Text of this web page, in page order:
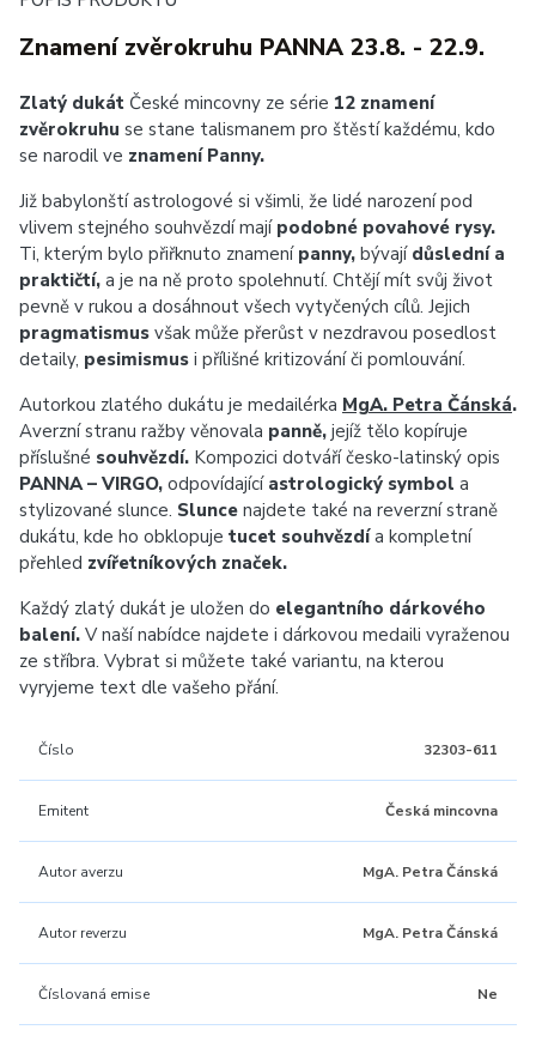
Znamení zvěrokruhu PANNA 23.8. - 22.9.
Zlatý dukát České mincovny ze série 12 znamení
zvěrokruhu se stane talismanem pro štěstí každému, kdo
se narodil ve znamení Panny.
Již babylonští astrologové si všimli, že lidé narození pod
vlivem stejného souhvězdí mají podobné povahové rysy.
Ti, kterým bylo přiřknuto znamení panny, bývají důslední a
praktičtí, a je na ně proto spolehnutí. Chtějí mít svůj život
pevně v rukou a dosáhnout všech vytyčených cílů. Jejich
pragmatismus však může přerůst v nezdravou posedlost
detaily, pesimismus i přílišné kritizování či pomlouvání.
Autorkou zlatého dukátu je medailérka MgA. Petra Čánská.
Averzní stranu ražby věnovala panně, jejíž tělo kopíruje
příslušné souhvězdí. Kompozici dotváří česko-latinský opis
PANNA – VIRGO, odpovídající astrologický symbol a
stylizované slunce. Slunce najdete také na reverzní straně
dukátu, kde ho obklopuje tucet souhvězdía kompletní
přehled zvířetníkových značek.
Každý zlatý dukát je uložen do elegantního dárkového
balení. V naší nabídce najdete i dárkovou medaili vyraženou
ze stříbra. Vybrat si můžete také variantu, na kterou
vyryjeme text dle vašeho přání.
Číslo 32303-611
Emitent Česká mincovna
Autor averzu MgA. Petra Čánská
Autor reverzu MgA. Petra Čánská
Číslovaná emise Ne